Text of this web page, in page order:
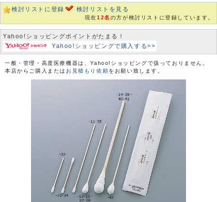
検討リストに登録 検討リストを見る
現在12名 の方が検討リストに登録しています。
Yahoo!ショッピングポイントがたまる！
Yahoo!ショッピングで購入する>>
一般・管理・高度医療機器は、Yahoo!ショッピングで扱っておりません。
本店からご購入または お見積もり依頼をお願い致します。